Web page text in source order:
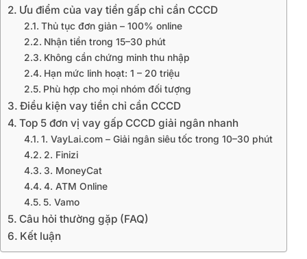
Ưu điểm của vay tiền gấp chỉ cần CCCD
Thủ tục đơn giản – 100% online
Nhận tiền trong 15–30 phút
Không cần chứng minh thu nhập
Hạn mức linh hoạt: 1 – 20 triệu
Phù hợp cho mọi nhóm đối tượng
Điều kiện vay tiền chỉ cần CCCD
Top 5 đơn vị vay gấp CCCD giải ngân nhanh
1. VayLai.com – Giải ngân siêu tốc trong 10–30 phút
2. Finizi
3. MoneyCat
4. ATM Online
5. Vamo
Câu hỏi thường gặp (FAQ)
Kết luận